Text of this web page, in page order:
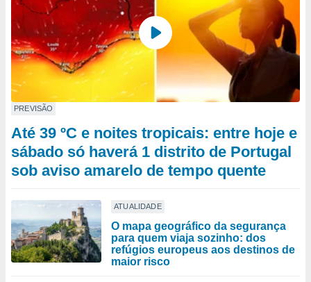
PREVISÃO
Até 39 ºC e noites tropicais: entre hoje e
sábado só haverá 1 distrito de Portugal
sob aviso amarelo de tempo quente
ATUALIDADE
O mapa geográfico da segurança
para quem viaja sozinho: dos
refúgios europeus aos destinos de
maior risco